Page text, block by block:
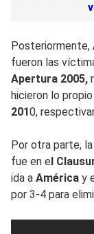
Posteriormente,
fueron las
Apertura 2005,
hicieron lo
2010,
Por otra parte,
fue en el
ida a América y
por 3-4 para